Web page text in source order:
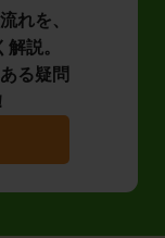
れを、
説。
る疑問